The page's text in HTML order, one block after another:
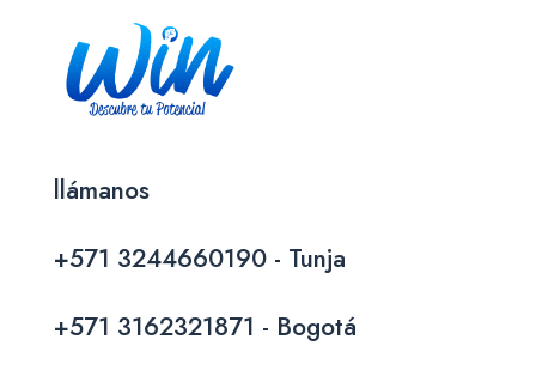
llámanos
+571 3244660190 - Tunja
+571 3162321871 - Bogotá